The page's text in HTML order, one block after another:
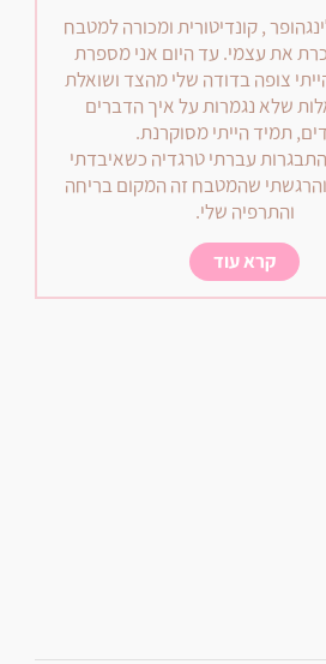
, קונדיטורית ומכורה למטבח
את עצמי. עד היום אני מספרת
צופה בדודה שלי מהצד ושואלת
שלא נגמרות על איך הדברים
תמיד הייתי מסוקרנת.
עברתי טרגדיה כשאיבדתי
שהמטבח זה המקום בריחה
והתרפיה שלי.
קרא עוד